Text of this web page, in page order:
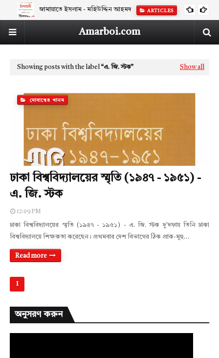
জামায়াতে ইসলাম - মহিউদ্দিন আহমদ ARTICLES
Amarboi.com
Showing posts with the label এ. জি. স্টক Show all
মোবাশ্বের খানম
ঢাকা বিশ্ববিদ্যালয়ের স্মৃতি (১৯৪৭ - ১৯৫১) -
এ. জি. স্টক
12:09 PM
ঢাকা বিশ্ববিদ্যালয়ের স্মৃতি (১৯৪৭ - ১৯৫১) - এ. জি. স্টক দু'দফায় তিনি ঢাকা
বিশ্ববিদ্যালয়ে শিক্ষকতা করেছেন। প্রথমবার দেশ বিভাগের ঠিক প্রাক-মুহু…
Read more
1
অনুসরণ করুন